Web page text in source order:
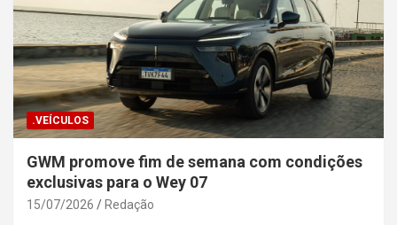
.VEÍCULOS
GWM promove fim de semana com condições
exclusivas para o Wey 07
15/07/2026 Redação